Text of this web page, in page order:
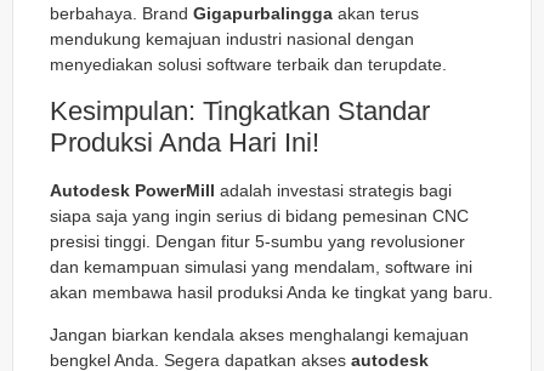
berbahaya. Brand Gigapurbalingga akan terus
mendukung kemajuan industri nasional dengan
menyediakan solusi software terbaik dan terupdate.
Kesimpulan: Tingkatkan Standar
Produksi Anda Hari Ini!
Autodesk PowerMill adalah investasi strategis bagi
siapa saja yang ingin serius di bidang pemesinan CNC
presisi tinggi. Dengan fitur 5-sumbu yang revolusioner
dan kemampuan simulasi yang mendalam, software ini
akan membawa hasil produksi Anda ke tingkat yang baru.
Jangan biarkan kendala akses menghalangi kemajuan
bengkel Anda. Segera dapatkan akses autodesk